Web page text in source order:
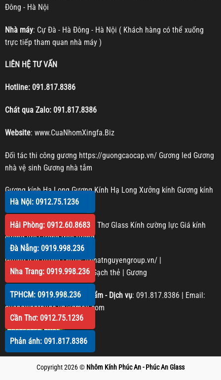
Đông - Hà Nội
Nhà máy: Cự Đà - Hà Đông - Hà Nội ( Khách hàng có thể xuống
trực tiếp tham quan nhà máy )
LIÊN HỆ TƯ VẤN
Hotline: 091.817.8386
Chát qua Zalo: 091.817.8386
Website: www.CuaNhomXingfa.Biz
Đối tác thi công gương https://guongcaocap.vn/ Gương led Gương
nhà vệ sinh Gương nhà tắm
Gương kính Hạ LongGương Kính Hạ Long Xưởng kính Gương kính
Gương trang trí
Kính cường lực Cần ThơCần Thơ GlassKính cường lực Giá kính
cường lực Gương treo tường
Gương dán tường|https://nhatnguyengroup.vn/|
https://phucanglass.com/| Gạch thẻ | Gương
Phản hồi Chất lượng sản phẩm - Dịch vụ: 091.817.8386 | Email:
guongkinhthudo.vn@gmail.com
Copyright 2026 © Nhôm Kính Phúc An - Phúc An Glass
Hà Nội: 0912.75.1236
Hải Phòng: 0912.60.8683
Đà Nẵng: 0919.998.236
Nha Trang: 0919.998.236
TPHCM: 0919.998.236
Cần Thơ: 0912.75.1236
Phản ánh: 091.817.8386